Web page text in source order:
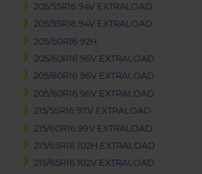
205/55R16 94V EXTRALOAD
205/55R16 94V EXTRALOAD
205/60R16 92H
205/60R16 96V EXTRALOAD
205/60R16 96V EXTRALOAD
205/60R16 96V EXTRALOAD
215/55R16 97V EXTRALOAD
215/60R16 99V EXTRALOAD
215/65R16 102H EXTRALOAD
215/65R16 102V EXTRALOAD